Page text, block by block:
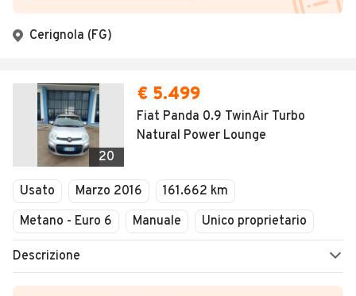
Cerignola (FG)
20
€ 5.499
Fiat Panda 0.9 TwinAir Turbo
Natural Power Lounge
Usato Marzo 2016
161.662 km
Metano - Euro 6
Manuale Unico proprietario
Descrizione